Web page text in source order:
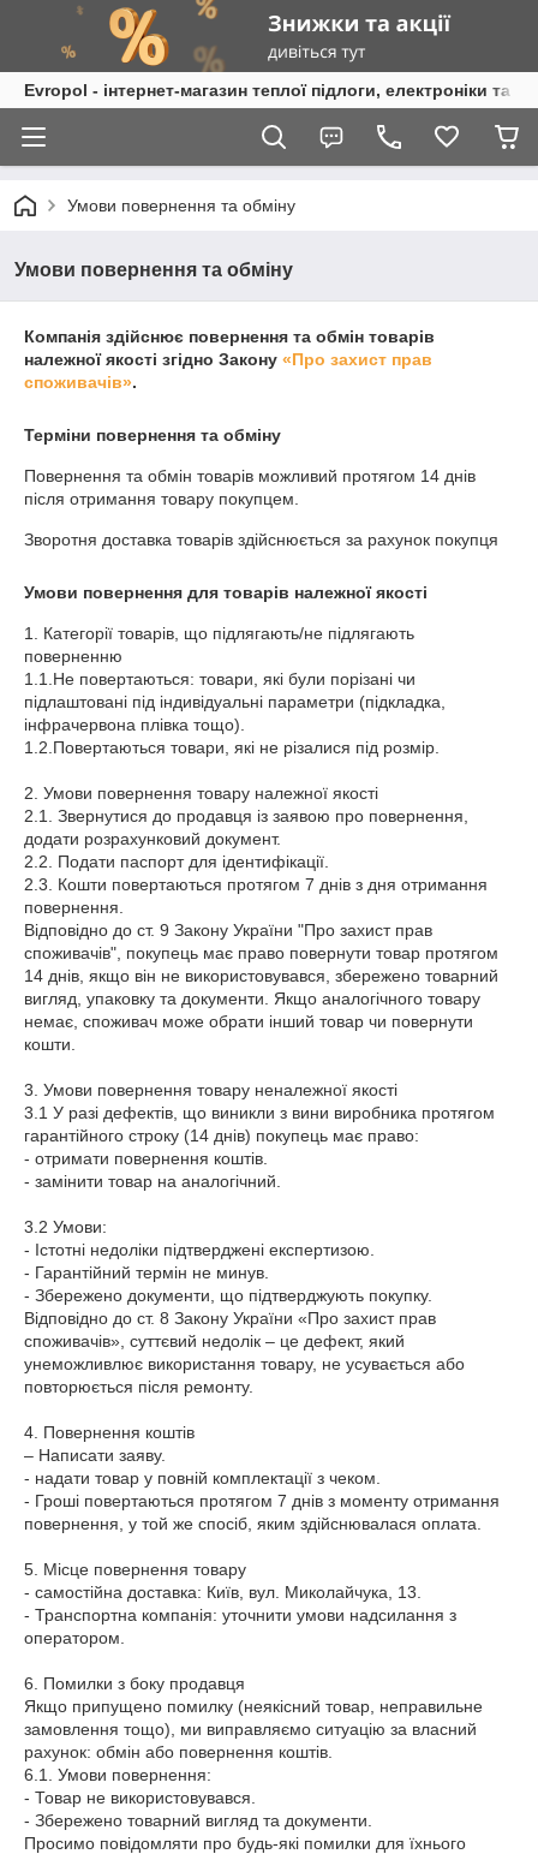
Evropol - інтернет-магазин теплої підлоги, електроніки та
Умови повернення та обміну
Умови повернення та обміну
Компанія здійснює повернення та обмін товарів
належної якості згідно Закону «Про захист прав
споживачів».
Терміни повернення та обміну
Повернення та обмін товарів можливий протягом 14 днів
після отримання товару покупцем.
Зворотня доставка товарів здійснюється за рахунок покупця
Умови повернення для товарів належної якості
1. Категорії товарів, що підлягають/не підлягають
поверненню
1.1.Не повертаються: товари, які були порізані чи
підлаштовані під індивідуальні параметри (підкладка,
інфрачервона плівка тощо).
1.2.Повертаються товари, які не різалися під розмір.
2. Умови повернення товару належної якості
2.1. Звернутися до продавця із заявою про повернення,
додати розрахунковий документ.
2.2. Подати паспорт для ідентифікації.
2.3. Кошти повертаються протягом 7 днів з дня отримання
повернення.
Відповідно до ст. 9 Закону України "Про захист прав
споживачів", покупець має право повернути товар протягом
14 днів, якщо він не використовувався, збережено товарний
вигляд, упаковку та документи. Якщо аналогічного товару
немає, споживач може обрати інший товар чи повернути
кошти.
3. Умови повернення товару неналежної якості
3.1 У разі дефектів, що виникли з вини виробника протягом
гарантійного строку (14 днів) покупець має право:
- отримати повернення коштів.
- замінити товар на аналогічний.
3.2 Умови:
- Істотні недоліки підтверджені експертизою.
- Гарантійний термін не минув.
- Збережено документи, що підтверджують покупку.
Відповідно до ст. 8 Закону України «Про захист прав
споживачів», суттєвий недолік – це дефект, який
унеможливлює використання товару, не усувається або
повторюється після ремонту.
4. Повернення коштів
– Написати заяву.
- надати товар у повній комплектації з чеком.
- Гроші повертаються протягом 7 днів з моменту отримання
повернення, у той же спосіб, яким здійснювалася оплата.
5. Місце повернення товару
- самостійна доставка: Київ, вул. Миколайчука, 13.
- Транспортна компанія: уточнити умови надсилання з
оператором.
6. Помилки з боку продавця
Якщо припущено помилку (неякісний товар, неправильне
замовлення тощо), ми виправляємо ситуацію за власний
рахунок: обмін або повернення коштів.
6.1. Умови повернення:
- Товар не використовувався.
- Збережено товарний вигляд та документи.
Просимо повідомляти про будь-які помилки для їхнього